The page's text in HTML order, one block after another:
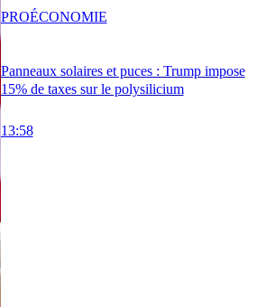
Panneaux solaires et puces : Trump impose
15% de taxes sur le polysilicium
13:58
PROÉCONOMIE